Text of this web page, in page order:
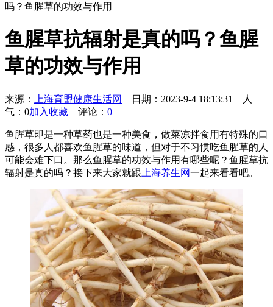
吗？鱼腥草的功效与作用
鱼腥草抗辐射是真的吗？鱼腥
草的功效与作用
来源： 上海育盟健康生活网 日期：2023-9-4 18:13:31
人
气：0加入收藏 评论： 0
鱼腥草即是一种草药也是一种美食，做菜凉拌食用有特殊的口
感，很多人都喜欢鱼腥草的味道，但对于不习惯吃鱼腥草的人
可能会难下口。那么鱼腥草的功效与作用有哪些呢？鱼腥草抗
辐射是真的吗？接下来大家就跟 上海养生网一起来看看吧。